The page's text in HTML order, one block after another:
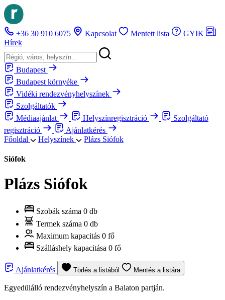
+36 30 910 6075 Kapcsolat Mentett lista
GYIK
Hírek
Budapest
Budapest környéke
Vidéki rendezvényhelyszínek
Szolgáltatók
Médiaajánlat
Helyszínregisztráció
Szolgáltató
regisztráció
Ajánlatkérés
Főoldal
Helyszínek Plázs Siófok
Siófok
Plázs Siófok
Szobák száma 0 db
Termek száma 0 db
Maximum kapacitás 0 fő
Szálláshely kapacitása 0 fő
Ajánlatkérés Törlés a listából Mentés a listára
Egyedülálló rendezvényhelyszín a Balaton partján.